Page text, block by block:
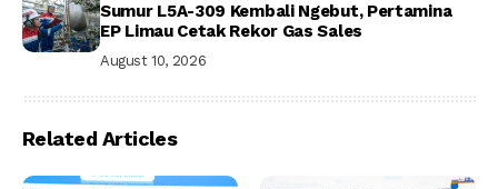
Sumur L5A-309 Kembali Ngebut, Pertamina
EP Limau Cetak Rekor Gas Sales
August 10, 2026
Related Articles